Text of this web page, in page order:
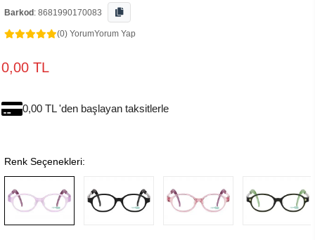
Barkod : 8681990170083
(0) YorumYorum Yap
0,00 TL
0,00 TL 'den başlayan taksitlerle
Renk Seçenekleri: